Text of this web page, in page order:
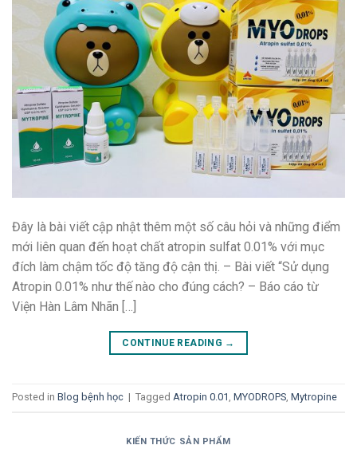
Đây là bài viết cập nhật thêm một số câu hỏi và những điểm
mới liên quan đến hoạt chất atropin sulfat 0.01% với mục
đích làm chậm tốc độ tăng độ cận thị. – Bài viết “Sử dụng
Atropin 0.01% như thế nào cho đúng cách? – Báo cáo từ
Viện Hàn Lâm Nhãn […]
CONTINUE READING →
Posted in Blog bệnh học | Tagged Atropin 0.01, MYODROPS, Mytropine
KIẾN THỨC SẢN PHẨM